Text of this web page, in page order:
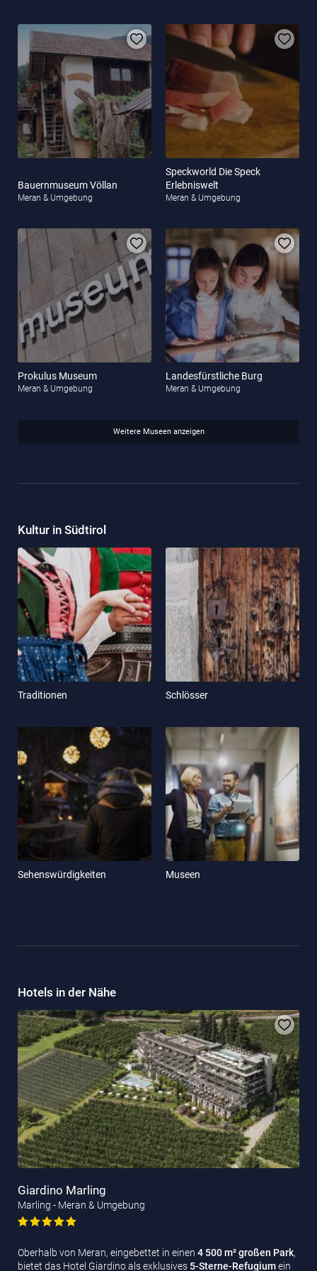
Bauernmuseum Völlan
Meran & Umgebung
Speckworld Die Speck
Erlebniswelt
Meran & Umgebung
Prokulus Museum
Meran & Umgebung
Landesfürstliche Burg
Meran & Umgebung
Weitere Museen anzeigen
Kultur in Südtirol
Traditionen Schlösser
Sehenswürdigkeiten Museen
Hotels in der Nähe
Giardino Marling
Marling - Meran & Umgebung
Oberhalb von Meran, eingebettet in einen 4 500 m² großen Park,
bietet das Hotel Giardino als exklusives 5-Sterne-Refugiumein